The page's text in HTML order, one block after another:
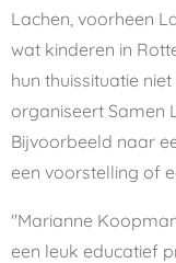
Lachen, voorheen
wat kinderen in
hun thuissituatie
organiseert Samen
Bijvoorbeeld naar
een voorstelling of
''Marianne
een leuk educatief